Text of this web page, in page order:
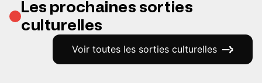
Les prochaines sorties
culturelles
Voir toutes les sorties culturelles